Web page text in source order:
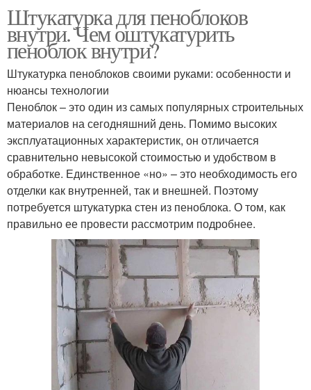
Штукатурка для пеноблоков
внутри. Чем оштукатурить
пеноблок внутри?
Штукатурка пеноблоков своими руками: особенности и
нюансы технологии
Пеноблок – это один из самых популярных строительных
материалов на сегодняшний день. Помимо высоких
эксплуатационных характеристик, он отличается
сравнительно невысокой стоимостью и удобством в
обработке. Единственное «но» – это необходимость его
отделки как внутренней, так и внешней. Поэтому
потребуется штукатурка стен из пеноблока. О том, как
правильно ее провести рассмотрим подробнее.